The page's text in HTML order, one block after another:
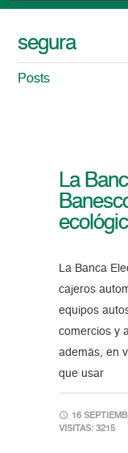
segura
Posts
La
La Banca
cajeros
equipos
comercios y
además, en
que usar
16
VISITAS: 3215